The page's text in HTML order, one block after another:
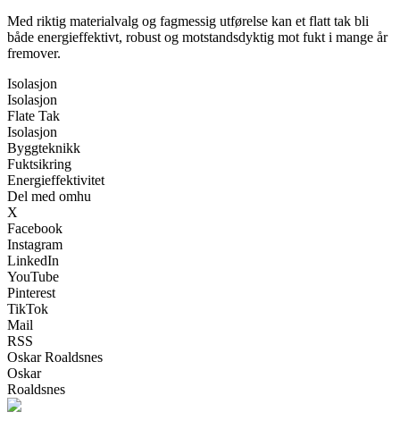
Med riktig materialvalg og fagmessig utførelse kan et flatt tak bli
både energieffektivt, robust og motstandsdyktig mot fukt i mange år
fremover.
Isolasjon
Isolasjon
Flate Tak
Isolasjon
Byggteknikk
Fuktsikring
Energieffektivitet
Del med omhu
X
Facebook
Instagram
LinkedIn
YouTube
Pinterest
TikTok
Mail
RSS
Oskar Roaldsnes
Oskar
Roaldsnes